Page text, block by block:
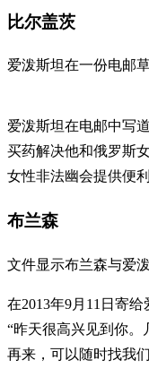
比尔盖茨
爱泼斯坦在一份电邮
爱泼斯坦在电邮中写
买药解决他和俄罗斯
女性非法幽会提供便利
布兰森
文件显示布兰森与爱
在2013年9月11日寄
“昨天很高兴见到你
再来，可以随时找我